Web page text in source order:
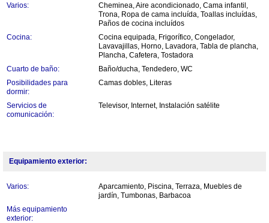
Varios:
Cheminea, Aire acondicionado, Cama infantil,
Trona, Ropa de cama incluída, Toallas incluídas,
Paños de cocina incluídos
Cocina:
Cocina equipada, Frigorífico, Congelador,
Lavavajillas, Horno, Lavadora, Tabla de plancha,
Plancha, Cafetera, Tostadora
Cuarto de baño:
Baño/ducha, Tendedero, WC
Posibilidades para
dormir:
Camas dobles, Literas
Servicios de
comunicación:
Televisor, Internet, Instalación satélite
Equipamiento exterior:
Varios:
Aparcamiento, Piscina, Terraza, Muebles de
jardín, Tumbonas, Barbacoa
Más equipamiento
exterior: